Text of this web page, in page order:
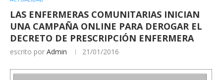
LAS ENFERMERAS COMUNITARIAS INICIAN
UNA CAMPAÑA ONLINE PARA DEROGAR EL
DECRETO DE PRESCRIPCIÓN ENFERMERA
escrito por Admin 21/01/2016